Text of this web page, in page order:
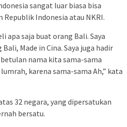
sangat luar biasa bisa
Republik Indonesia atau NKRI.
saja buat orang Bali. Saya
Made in Cina. Saya juga hadir
nama kita sama-sama
karena sama-sama Ah,” kata
32 negara, yang dipersatukan
bersatu.